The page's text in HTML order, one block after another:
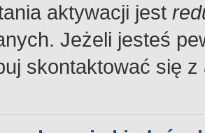
aktywacji jest
Jeżeli jesteś
skontaktować się